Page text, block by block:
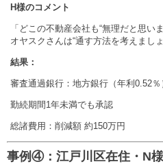
H様のコメント
「どこの不動産会社も“無理だと思い
オヤスクさんは“通す方法を考えまし
結果：
審査通過銀行：地方銀行（年利0.52％
勤続期間1年未満でも承認
総諸費用：削減額 約150万円
事例④：江戸川区在住・N様